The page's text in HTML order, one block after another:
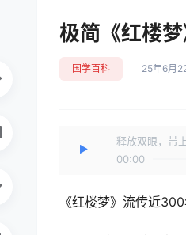
极简《红楼
国学百科 25年6月
释放双眼，带
00:00
《红楼梦》流传近